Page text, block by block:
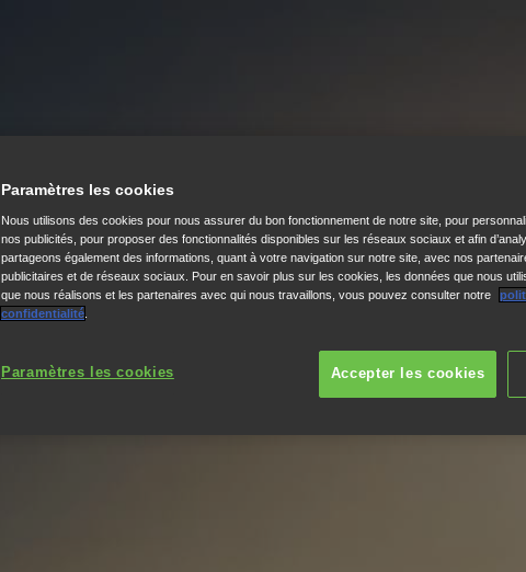
Paramètres les cookies
Nous utilisons des cookies pour nous assurer du bon fonctionnement de notre site, pour
nos publicités, pour proposer des fonctionnalités disponibles sur les réseaux sociaux et afin
partageons également des informations, quant à votre navigation sur notre site, avec nos
publicitaires et de réseaux sociaux. Pour en savoir plus sur les cookies, les données que nous
que nous réalisons et les partenaires avec qui nous travaillons, vous pouvez consulter notre
confidentialité
Accepter les cookies
Paramètres les cookies